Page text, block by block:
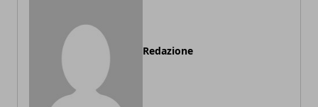
Redazione